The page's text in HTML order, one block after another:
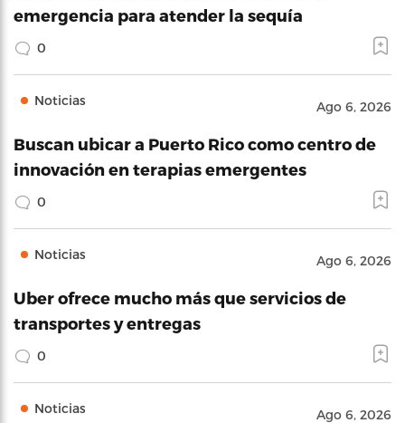
emergencia para atender la sequía
0
Noticias Ago 6, 2026
Buscan ubicar a Puerto Rico como centro de
innovación en terapias emergentes
0
Noticias Ago 6, 2026
Uber ofrece mucho más que servicios de
transportes y entregas
0
Noticias Ago 6, 2026